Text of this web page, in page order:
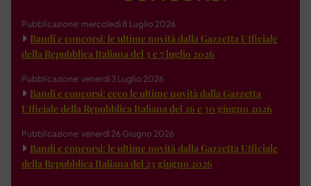
Pubblicazione: mercoledì 8 Luglio 2026
Bandi e concorsi: le ultime novità dalla Gazzetta Ufficiale
della Repubblica Italiana del 3 e 7 luglio 2026
Pubblicazione: venerdì 3 Luglio 2026
Bandi e concorsi: ecco le ultime novità dalla Gazzetta
Ufficiale della Repubblica Italiana del 26 e 30 giugno 2026
Pubblicazione: venerdì 26 Giugno 2026
Bandi e concorsi: le ultime novità dalla Gazzetta Ufficiale
della Repubblica Italiana del 23 giugno 2026